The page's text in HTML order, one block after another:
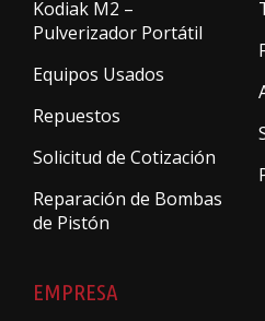
Kodiak M2 –
Pulverizador Portátil
Equipos Usados
Repuestos
Solicitud de Cotización
Reparación de Bombas
de Pistón
EMPRESA